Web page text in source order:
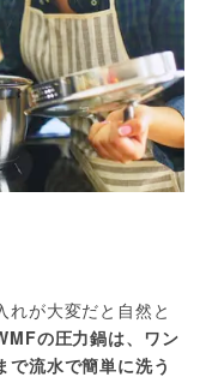
れが大変だと自然と
の圧力鍋は、ワン
で流水で簡単に洗う